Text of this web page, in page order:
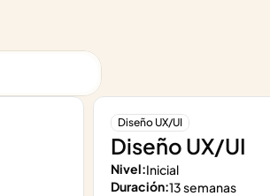
Diseño UX/UI
Diseño UX/UI
Nivel:Inicial
Duración:13 semanas